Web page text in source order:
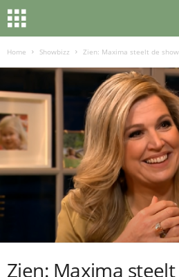
Home Showbizz Zien: Maxima steelt de
Zien: Maxima